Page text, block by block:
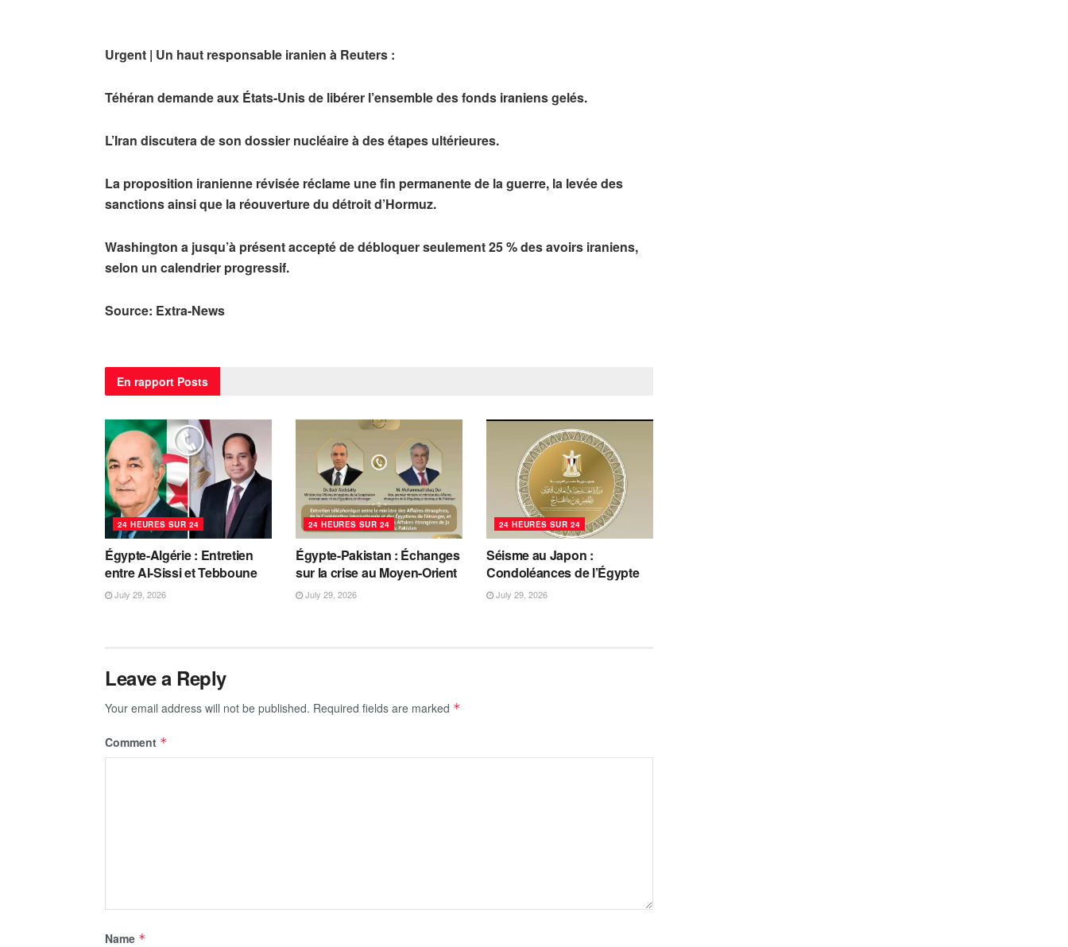
Urgent | Un haut responsable iranien à Reuters :
Téhéran demande aux États-Unis de libérer l’ensemble des fonds iraniens gelés.
L’Iran discutera de son dossier nucléaire à des étapes ultérieures.
La proposition iranienne révisée réclame une fin permanente de la guerre, la levée des
sanctions ainsi que la réouverture du détroit d’Hormuz.
Washington a jusqu’à présent accepté de débloquer seulement 25 % des avoirs iraniens,
selon un calendrier progressif.
Source: Extra-News
En rapport Posts
24 HEURES SUR 24
Égypte-Algérie : Entretien
entre Al-Sissi et Tebboune
July 29, 2026
24 HEURES SUR 24
Égypte-Pakistan : Échanges
sur la crise au Moyen-Orient
July 29, 2026
24 HEURES SUR 24
Séisme au Japon :
Condoléances de l’Égypte
July 29, 2026
Leave a Reply
Your email address will not be published. Required fields are marked *
Comment *
Name *